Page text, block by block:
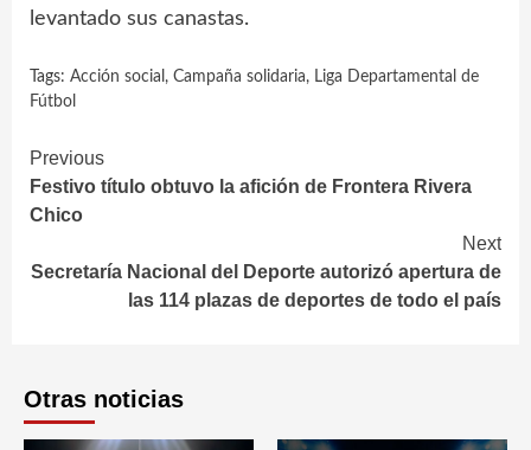
levantado sus canastas.
Tags: Acción social , Campaña solidaria, Liga Departamental de
Fútbol
Continue
Reading
Previous
Festivo título obtuvo la afición de Frontera Rivera
Chico
Next
Secretaría Nacional del Deporte autorizó apertura de
las 114 plazas de deportes de todo el país
Otras noticias